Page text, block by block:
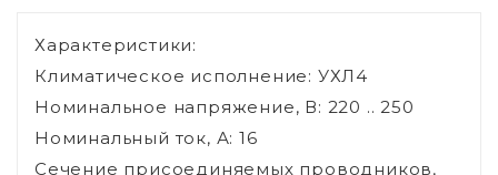
Характеристики:
Климатическое исполнение: УХЛ4
Номинальное напряжение, В: 220 .. 250
Номинальный ток, А: 16
Сечение присоединяемых проводников,